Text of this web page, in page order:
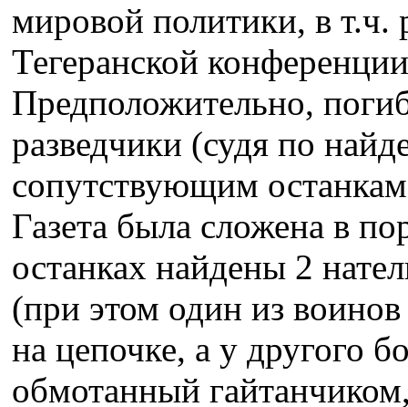
мировой политики, в т.ч.
Тегеранской
Предположительно,
разведчики (судя по
сопутствующим
Газета была сложена в
останках найдены 2
(при этом один из
на цепочке, а у другого
обмотанный